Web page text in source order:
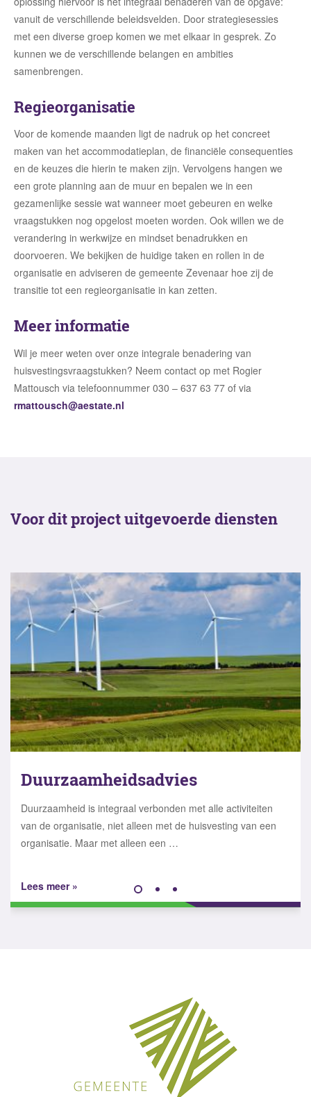
vanuit de verschillende beleidsvelden. Door strategiesessies
met een diverse groep komen we met elkaar in gesprek. Zo
kunnen we de verschillende belangen en ambities
samenbrengen.
Regieorganisatie
Voor de komende maanden ligt de nadruk op het concreet
maken van het accommodatieplan, de financiële consequenties
en de keuzes die hierin te maken zijn. Vervolgens hangen we
een grote planning aan de muur en bepalen we in een
gezamenlijke sessie wat wanneer moet gebeuren en welke
vraagstukken nog opgelost moeten worden. Ook willen we de
verandering in werkwijze en mindset benadrukken en
doorvoeren. We bekijken de huidige taken en rollen in de
organisatie en adviseren de gemeente Zevenaar hoe zij de
transitie tot een regieorganisatie in kan zetten.
Meer informatie
Wil je meer weten over onze integrale benadering van
huisvestingsvraagstukken? Neem contact op met Rogier
Mattousch via telefoonnummer 030 – 637 63 77 of via
rmattousch@aestate.nl
Voor dit project uitgevoerde diensten
Huisvestingsplan
Door zorgvuldige analyse met strategische doelstellingen als
uitgangspunt vertalen we de visie van een organisatie naar
een toekomstbestendig …
Lees meer »